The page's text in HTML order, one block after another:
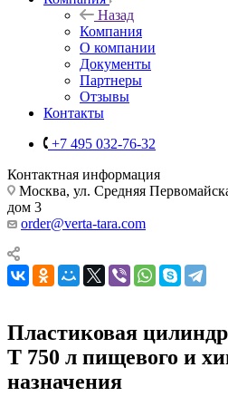
Назад
Компания
О компании
Документы
Партнеры
Отзывы
Контакты
+7 495 032-76-32
Контактная информация
Москва, ул. Средняя
дом 3
order@verta-tara.com
Пластиковая
T 750 л пищевого и
назначения